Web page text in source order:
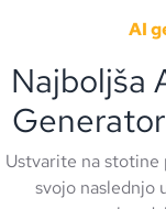
AI
Najboljša
Ustvarite na stotine
svojo naslednjo